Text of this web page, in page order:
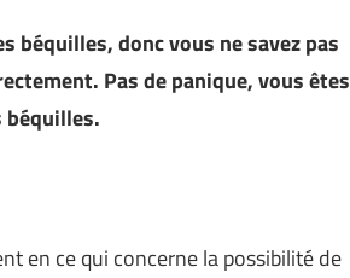
béquilles, donc vous ne savez pas
Pas de panique, vous êtes
béquilles.
en ce qui concerne la possibilité de